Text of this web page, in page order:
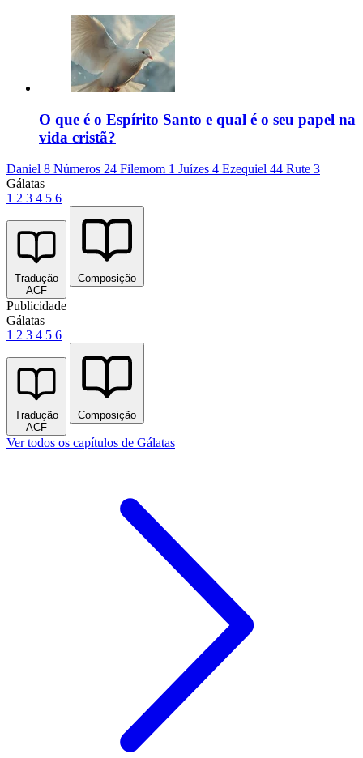
O que é o Espírito Santo e qual é o seu papel na
vida cristã?
Daniel 8 Números 24 Filemom 1 Juízes 4 Ezequiel 44 Rute 3
Gálatas
1 2 3 4 5 6
Tradução
ACF
Composição
Publicidade
Gálatas
1 2 3 4 5 6
Tradução
ACF
Composição
Ver todos os capítulos de Gálatas